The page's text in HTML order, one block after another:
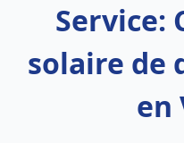
Service:
solaire de
en